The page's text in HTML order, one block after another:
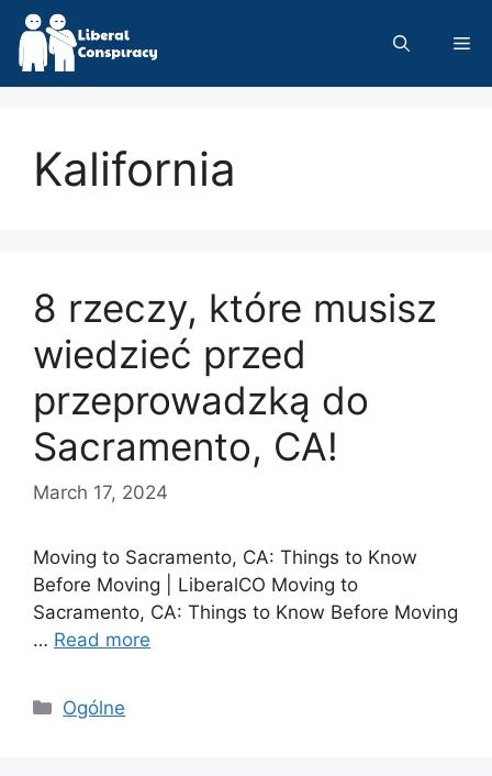
Skip
content
Kalifornia
8 rzeczy, które musisz
wiedzieć przed
przeprowadzką do
Sacramento, CA!
March 17, 2024
Moving to Sacramento, CA: Things to Know
Before Moving | LiberalCO Moving to
Sacramento, CA: Things to Know Before Moving
… Read more
Categories
Ogólne